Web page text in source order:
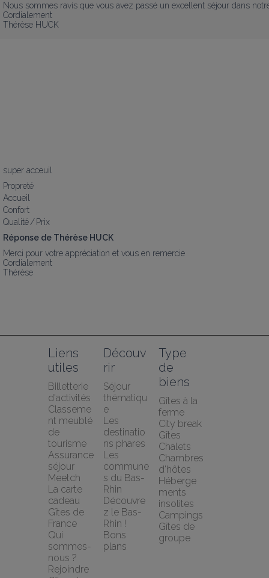
Nous sommes ravis que vous avez passé un excellent séjour dans
Cordialement
Thérèse HUCK
super acceuil
Propreté
Accueil
Confort
Qualité / Prix
Réponse de Thérèse HUCK
Merci pour votre appréciation et vous en remercie
Cordialement
Thérèse
Liens
utiles
Billetterie
d'activités
Classeme
nt meublé
de
tourisme
Assurance
séjour
Meetch
La carte
cadeau
Gîtes de
France
Qui
sommes-
nous ?
Rejoindre
Découv
rir
Séjour
thématiqu
e
Les
destinatio
ns phares
Les
commune
s du Bas-
Rhin
Découvre
z le Bas-
Rhin !
Bons
plans
Type
de
biens
Gîtes à la
ferme
City break
Gîtes
Chalets
Chambres
d'hôtes
Héberge
ments
insolites
Campings
Gîtes de
groupe